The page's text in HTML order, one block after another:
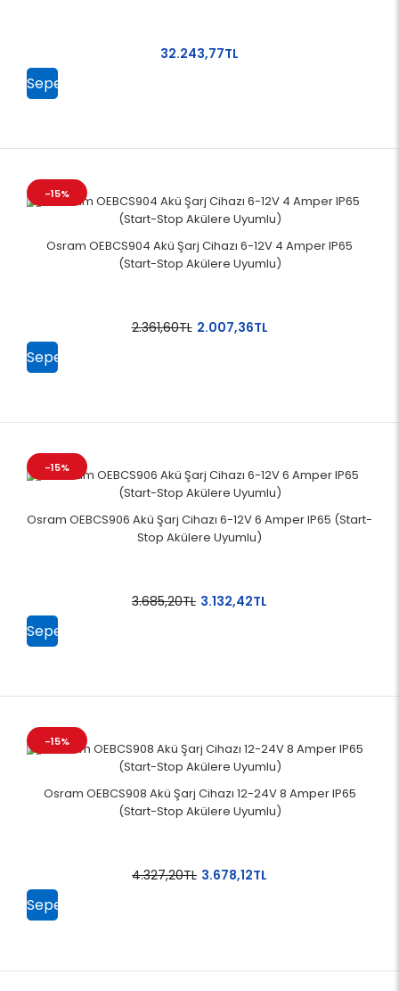
32.243,77TL
Sepete
Ekle
-15%
Osram OEBCS904 Akü Şarj Cihazı 6-12V 4 Amper IP65
(Start-Stop Akülere Uyumlu)
2.361,60TL 2.007,36TL
Sepete
Ekle
-15%
Osram OEBCS906 Akü Şarj Cihazı 6-12V 6 Amper IP65 (Start-
Stop Akülere Uyumlu)
3.685,20TL 3.132,42TL
Sepete
Ekle
-15%
Osram OEBCS908 Akü Şarj Cihazı 12-24V 8 Amper IP65
(Start-Stop Akülere Uyumlu)
4.327,20TL 3.678,12TL
Sepete
Ekle